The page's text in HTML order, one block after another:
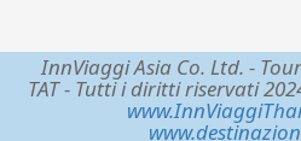
InnViaggi Asia Co. Ltd. -
TAT - Tutti i diritti riservati